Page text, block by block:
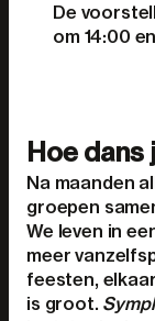
De
om 14:00
Hoe dans
Na maanden
groepen
We leven in
meer
feesten,
is groot.